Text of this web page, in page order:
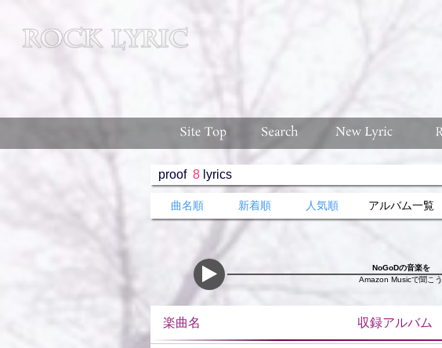
proof 8 lyrics
曲名順 新着順 人気順 アルバム一覧
NoGoDの音楽を
Amazon Musicで聞こう
楽曲名 収録アルバム